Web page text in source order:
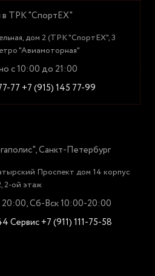
в ТРК "СпортЕХ"
дом 2 (ТРК "СпортЕХ", 3
"Авиамоторная"
с 10:00 до 21:00
77 +7 (915) 145 77-99
Санкт-Петербург
Проспект дом 14 корпус
2-ой этаж
Сб-Вск 10:00-20:00
Сервис +7 (911) 111-75-58